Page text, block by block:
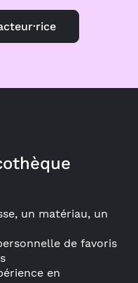
un matériau, un
de favoris
en